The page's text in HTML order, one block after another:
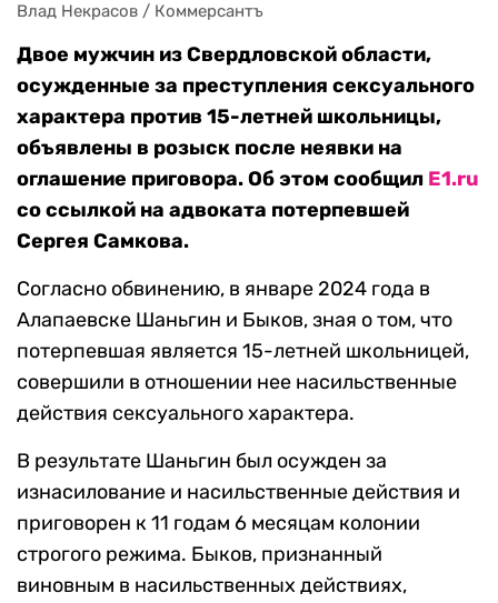
Влад Некрасов / Коммерсантъ
Двое мужчин из Свердловской области,
осужденные за преступления сексуального
характера против 15-летней школьницы,
объявлены в розыск после неявки на
оглашение приговора. Об этом сообщил E1.ru
со ссылкой на адвоката потерпевшей
Сергея Самкова.
Согласно обвинению, в январе 2024 года в
Алапаевске Шаньгин и Быков, зная о том, что
потерпевшая является 15-летней школьницей,
совершили в отношении нее насильственные
действия сексуального характера.
В результате Шаньгин был осужден за
изнасилование и насильственные действия и
приговорен к 11 годам 6 месяцам колонии
строгого режима. Быков, признанный
виновным в насильственных действиях,